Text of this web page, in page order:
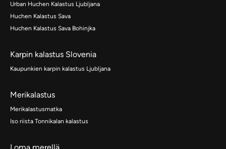
Urban Huchen Kalastus Ljubljana
Huchen Kalastus Sava
Huchen Kalastus Sava Bohinjka
Karpin kalastus Slovenia
Kaupunkien karpin kalastus Ljubljana
Merikalastus
Merikalastusmatka
Iso riista Tonnikalan kalastus